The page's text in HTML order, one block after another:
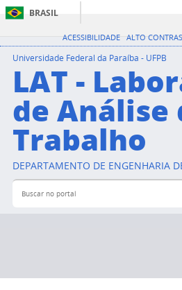
ACESSIBILIDADE ALTO
BRASIL
Universidade Federal da Paraíba - UFPB
LAT -
de Análise
Trabalho
DEPARTAMENTO DE ENGENHARIA
Buscar no portal